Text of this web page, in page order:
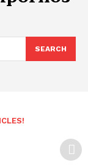
SEARCH